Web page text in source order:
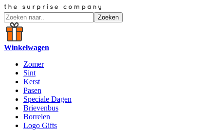
Zoeken
Winkelwagen
Zomer
Sint
Kerst
Pasen
Speciale Dagen
Brievenbus
Borrelen
Logo Gifts